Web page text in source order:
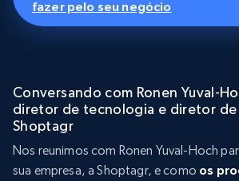
fazer pelo seu negócio
Conversando com Ronen Yuval-
diretor de tecnologia e diretor de
Shoptagr
Nos reunimos com Ronen Yuval-Hoch
sua empresa, a Shoptagr, e como os